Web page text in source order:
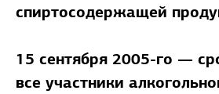
спиртосодержащей
15 сентября 2005-го —
все участники